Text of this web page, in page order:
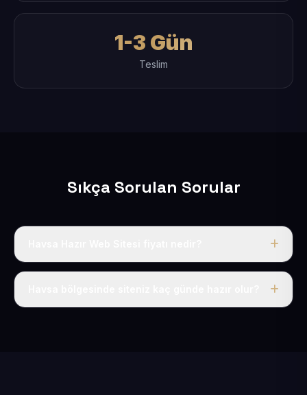
1-3 Gün
Teslim
Sıkça Sorulan Sorular
Tek fiyat uygulanır: yıllık 50 USD + KDV. Bu bedele alan